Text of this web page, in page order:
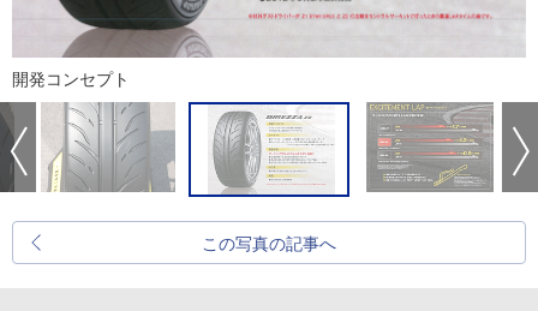
開発コンセプト
この写真の記事へ